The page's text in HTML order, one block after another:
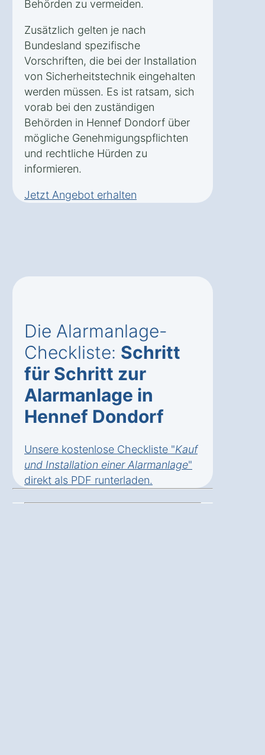
Behörden zu vermeiden.
Zusätzlich gelten je nach
Bundesland spezifische
Vorschriften, die bei der Installation
von Sicherheitstechnik eingehalten
werden müssen. Es ist ratsam, sich
vorab bei den zuständigen
Behörden in Hennef Dondorf über
mögliche Genehmigungspflichten
und rechtliche Hürden zu
informieren.
Jetzt Angebot erhalten
Die Alarmanlage-
Checkliste: Schritt
für Schritt zur
Alarmanlage in
Hennef Dondorf
Unsere kostenlose Checkliste "Kauf
und Installation einer Alarmanlage"
direkt als PDF runterladen.